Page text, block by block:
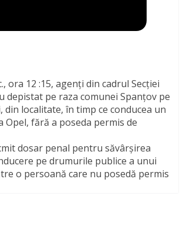
ora 12 :15, agenţi din cadrul Secţiei
depistat pe raza comunei Spanţov pe
din localitate, în timp ce conducea un
fără a poseda permis de
dosar penal pentru săvârşirea
pe drumurile publice a unui
o persoană care nu posedă permis